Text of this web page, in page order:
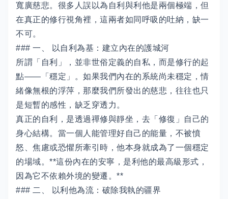
寬廣慈悲。很多人誤以為自利與利他是兩個極端，但
在真正的修行視角裡，這兩者如同呼吸的吐納，缺一
不可。
### 一、 以自利為基：建立內在的護城河
所謂「自利」，並非世俗定義的自私，而是修行的起
點——「穩定」。如果我們內在的系統尚未穩定，情
緒像無根的浮萍，那麼我們所發出的慈悲，往往也只
是短暫的感性，缺乏穿透力。
真正的自利，是透過禪修與靜坐，去「修復」自己的
身心結構。當一個人能管理好自己的能量，不被憤
怒、焦慮或恐懼所牽引時，他本身就成為了一個穩定
的場域。**這份內在的安寧，是利他的最高級形式，
因為它不依賴外境的變遷。**
### 二、 以利他為流：破除我執的疆界